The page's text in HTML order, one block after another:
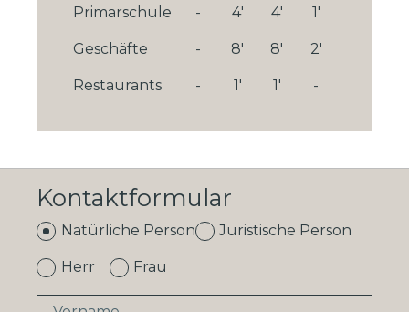
Primarschule - 4' 4' 1'
Geschäfte - 8' 8' 2'
Restaurants - 1' 1' -
Kontaktformular
Natürliche Person Juristische Person
Herr Frau